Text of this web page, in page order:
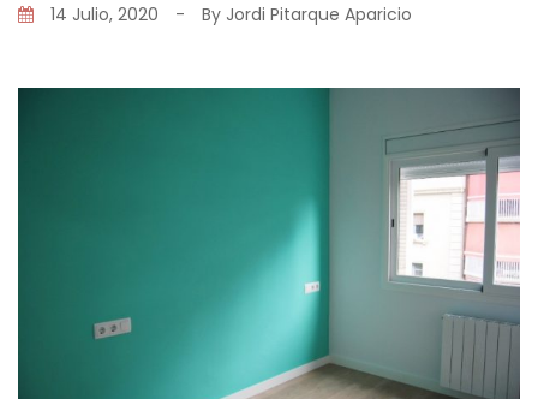
14 Julio, 2020 - By Jordi Pitarque Aparicio